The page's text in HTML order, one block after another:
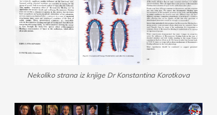
Nekoliko strana iz knjige Dr Konstantina Korotkova